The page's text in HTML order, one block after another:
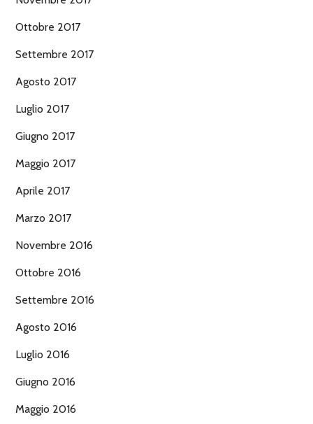
Ottobre 2017
Settembre 2017
Agosto 2017
Luglio 2017
Giugno 2017
Maggio 2017
Aprile 2017
Marzo 2017
Novembre 2016
Ottobre 2016
Settembre 2016
Agosto 2016
Luglio 2016
Giugno 2016
Maggio 2016